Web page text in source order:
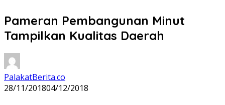
Pameran Pembangunan Minut
Tampilkan Kualitas Daerah
PalakatBerita.co
28/11/201804/12/2018